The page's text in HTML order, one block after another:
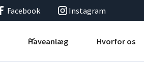
Facebook Instagram
Haveanlæg Hvorfor os